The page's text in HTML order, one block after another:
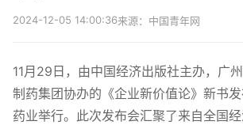
2024-12-05 14:00:36来源：中国青年网
11月29日，由中国经济出版社主办，广
制药集团协办的《企业新价值论》新书
药业举行。此次发布会汇聚了来自全国